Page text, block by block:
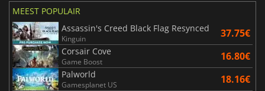
MEEST POPULAIR
Assassin's Creed Black Flag Resynced
Kinguin 37.75€
Corsair Cove
Game Boost 16.80€
Palworld
Gamesplanet US 18.16€